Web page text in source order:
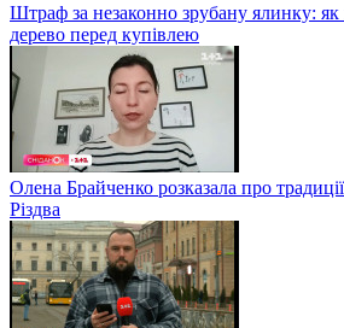
Штраф за незаконно зрубану ялинку: як
дерево перед купівлею
Олена Брайченко розказала про
Різдва